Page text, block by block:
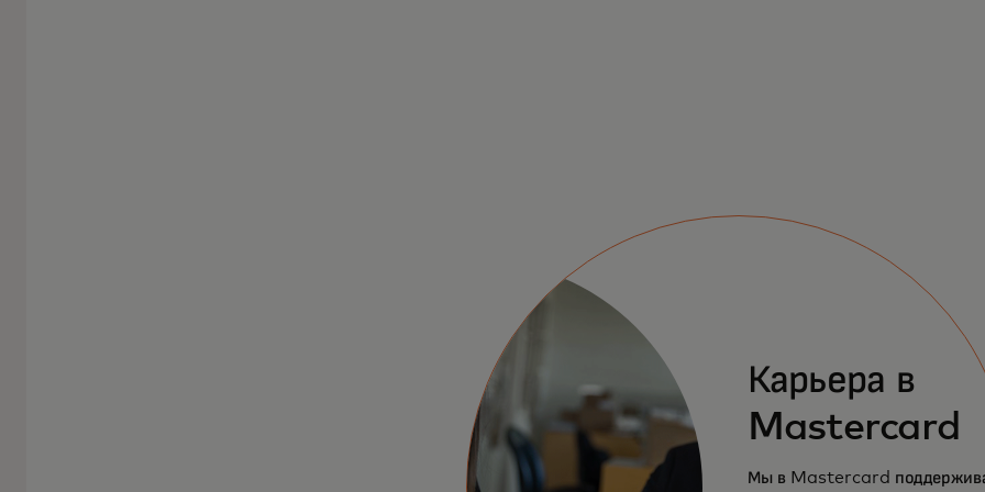
Карьера в
Mastercard
Мы в Mastercard